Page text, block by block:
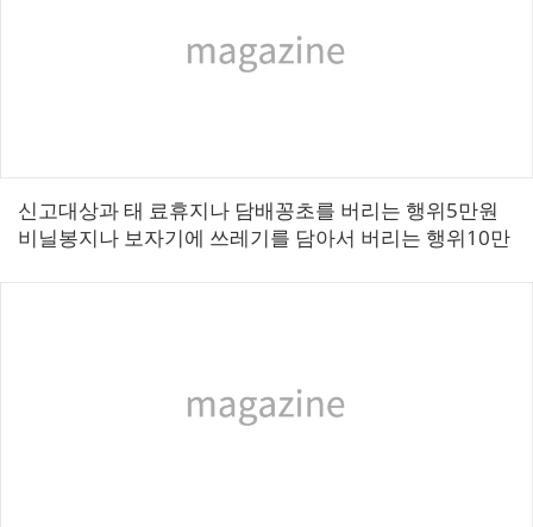
신고대상과 태 료휴지나 담배꽁초를 버리는 행위5만원
비닐봉지나 보자기에 쓰레기를 담아서 버리는 행위10만
자기 쓰레기를 수거하지 않고 버리는 행위2...